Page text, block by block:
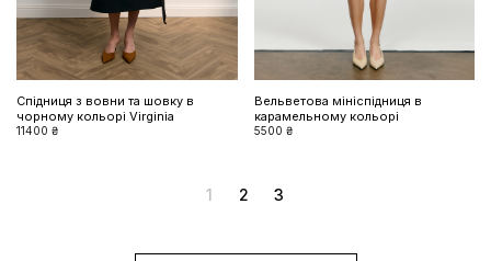
Спідниця з вовни та шовку в
чорному кольорі Virginia
11400 ₴
Вельветова мініспідниця в
карамельному кольорі
5500 ₴
1 2 3